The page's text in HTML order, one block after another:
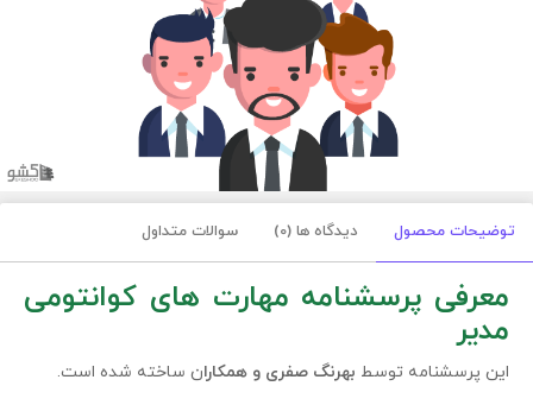
توضیحات محصول دیدگاه ها (0) سوالات متداول
معرفی پرسشنامه مهارت های کوانتومی
مدیر
این پرسشنامه توسط بهرنگ صفری و همکاران ساخته شده است.